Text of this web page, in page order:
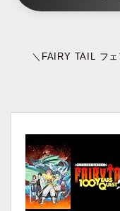
＼FAIRY TAIL フ